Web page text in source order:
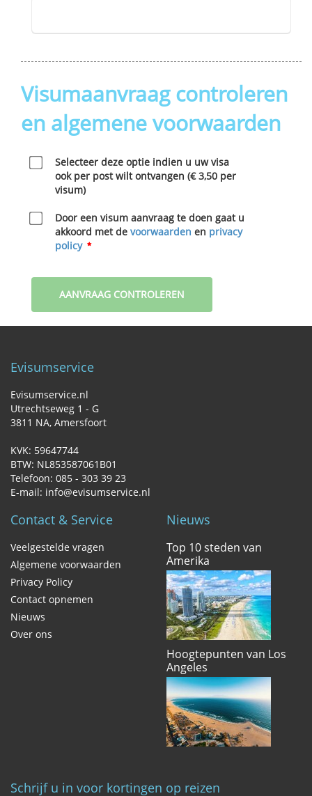
Visumaanvraag controleren
en algemene voorwaarden
Selecteer deze optie indien u uw visa
ook per post wilt ontvangen (€ 3‚50 per
visum)
Door een visum aanvraag te doen gaat u
akkoord met de voorwaarden en privacy
policy
AANVRAAG CONTROLEREN
Evisumservice
Evisumservice.nl
Utrechtseweg 1 - G
3811 NA‚ Amersfoort
KVK: 59647744
BTW: NL853587061B01
Telefoon: 085 - 303 39 23
E-mail: info@evisumservice.nl
Contact & Service
Veelgestelde vragen
Algemene voorwaarden
Privacy Policy
Contact opnemen
Nieuws
Over ons
Nieuws
Top 10 steden van
Amerika
Hoogtepunten van Los
Angeles
Schrijf u in voor kortingen op reizen